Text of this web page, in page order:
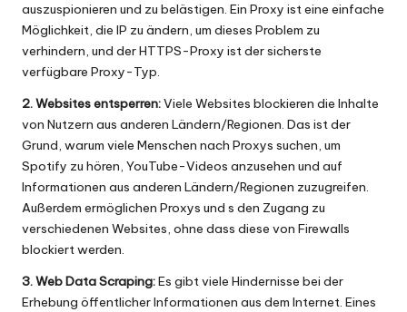
auszuspionieren und zu belästigen. Ein Proxy ist eine einfache
Möglichkeit, die IP zu ändern, um dieses Problem zu
verhindern, und der HTTPS-Proxy ist der sicherste
verfügbare Proxy-Typ.
2. Websites entsperren:Viele Websites blockieren die Inhalte
von Nutzern aus anderen Ländern/Regionen. Das ist der
Grund, warum viele Menschen nach Proxys suchen, um
Spotify zu hören, YouTube-Videos anzusehen und auf
Informationen aus anderen Ländern/Regionen zuzugreifen.
Außerdem ermöglichen Proxys und s den Zugang zu
verschiedenen Websites, ohne dass diese von Firewalls
blockiert werden.
3. Web Data Scraping:Es gibt viele Hindernisse bei der
Erhebung öffentlicher Informationen aus dem Internet. Eines